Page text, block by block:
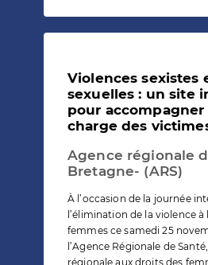
Violences sexistes
sexuelles : un site
pour accompagner
charge des
Agence régionale
Bretagne- (ARS)
À l’occasion de la journée
l’élimination de la violence à
femmes ce samedi 25
l’Agence Régionale de
régionale aux droits des